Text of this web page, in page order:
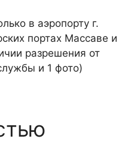
в аэропорту г.
портах Массаве и
разрешения от
и 1 фото)